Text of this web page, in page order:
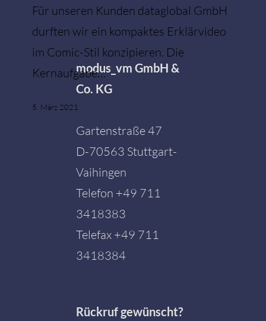
Für unseren Kunden dataglobal GmbH
durften wir ein kompaktes Erklärvideo
im Comic-Stil konzipieren. Die
Kernaufgabe…
5. März 2021
modus_vm GmbH &
Co. KG
Gartenstraße 47
D-70563 Stuttgart-
Vaihingen
Telefon +49 711
3418383
Telefax +49 711
3418384
Rückruf gewünscht?